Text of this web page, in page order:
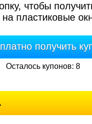
чтобы
на пластиковые
получить
Осталось купонов: 8